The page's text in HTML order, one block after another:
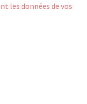
les données de vos